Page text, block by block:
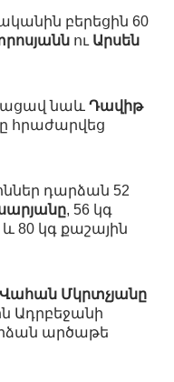
բերեցին 60
ու Արսեն
նաև Դավիթ
հրաժարվեց
դարձան 52
, 56 կգ
և 80 կգ քաշային
Վահան Մկրտչյանը
Ադրբեջանի
արծաթե